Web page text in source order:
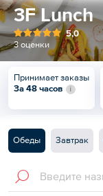
3F Lunch
5,0
3 оценки
Принимает заказы
За 48 часов
Обеды Завтрак